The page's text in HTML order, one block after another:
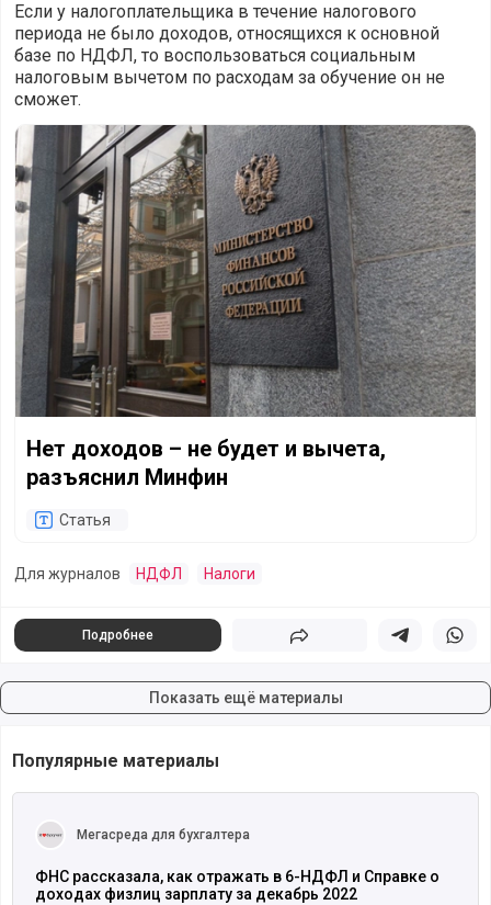
Если у налогоплательщика в течение налогового
периода не было доходов, относящихся к основной
базе по НДФЛ, то воспользоваться социальным
налоговым вычетом по расходам за обучение он не
сможет.
Нет доходов – не будет и вычета, разъяснил Минфин
Нет доходов – не будет и вычета,
разъяснил Минфин
Статья
Для журналов НДФЛ Налоги
Подробнее Поделиться Поделиться в
Показать ещё материалы
Популярные материалы
Мегасреда для бухгалтера
ФНС рассказала, как отражать в 6-НДФЛ и Справке о
доходах физлиц зарплату за декабрь 2022